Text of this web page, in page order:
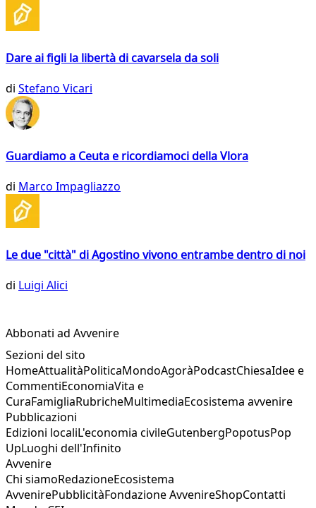
Dare ai figli la libertà di cavarsela da soli
di Stefano Vicari
Guardiamo a Ceuta e ricordiamoci della Vlora
di Marco Impagliazzo
Le due "città" di Agostino vivono entrambe dentro di noi
di Luigi Alici
Abbonati ad Avvenire
Sezioni del sito
HomeAttualitàPoliticaMondoAgoràPodcastChiesaIdee e
CommentiEconomiaVita e
CuraFamigliaRubricheMultimediaEcosistema avvenire
Pubblicazioni
Edizioni localiL'economia civileGutenbergPopotusPop
UpLuoghi dell'Infinito
Avvenire
Chi siamoRedazioneEcosistema
AvvenirePubblicitàFondazione AvvenireShopContatti